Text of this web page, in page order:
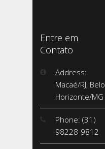
Entre em
Contato
Address:
Macaé/RJ, Belo
Horizonte/MG
Phone: (31)
98228-9812